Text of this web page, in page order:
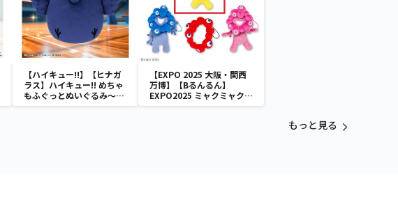
【ハイキュー!!】【ヒナガ
ラス】ハイキュー!! めちゃ
もふぐっとぬいぐるみ～ヒ
ナガラス～
【EXPO 2025 大阪・関西
万博】【Bるんるん】
EXPO2025 ミャクミャク
カラフルゴム紐付きぬいぐ
もっと見る